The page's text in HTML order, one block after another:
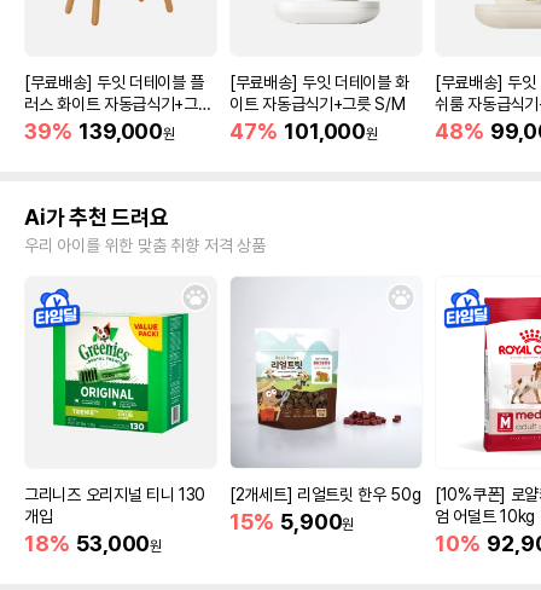
[무료배송] 두잇 더테이블 플
러스 화이트 자동급식기+그릇
S/M
39% 139,000원
[무료배송] 두잇 더테이블 화
이트 자동급식기+그릇 S/M
47% 101,000원
[무료배송] 두잇
쉬룸 자동급식
48%
Ai가 추천 드려요
우리 아이를 위한 맞춤 취향 저격 상품
그리니즈 오리지널 티니 130
개입
18% 53,000원
[2개세트] 리얼트릿 한우 50g
15% 5,900원
[10%쿠폰] 로
엄 어덜트 10kg
증진
10%